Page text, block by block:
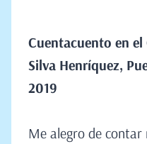
Cuentacuento en el
Silva Henríquez,
2019
Me alegro de contar